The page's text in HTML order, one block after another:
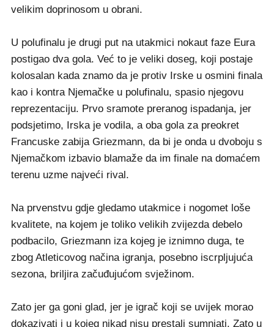
velikim doprinosom u obrani.
U polufinalu je drugi put na utakmici nokaut faze Eura
postigao dva gola. Već to je veliki doseg, koji postaje
kolosalan kada znamo da je protiv Irske u osmini finala
kao i kontra Njemačke u polufinalu, spasio njegovu
reprezentaciju. Prvo sramote preranog ispadanja, jer
podsjetimo, Irska je vodila, a oba gola za preokret
Francuske zabija Griezmann, da bi je onda u dvoboju s
Njemačkom izbavio blamaže da im finale na domaćem
terenu uzme najveći rival.
Na prvenstvu gdje gledamo utakmice i nogomet loše
kvalitete, na kojem je toliko velikih zvijezda debelo
podbacilo, Griezmann iza kojeg je iznimno duga, te
zbog Atleticovog načina igranja, posebno iscrpljujuća
sezona, briljira začuđujućom svježinom.
Zato jer ga goni glad, jer je igrač koji se uvijek morao
dokazivati i u kojeg nikad nisu prestali sumnjati. Zato u